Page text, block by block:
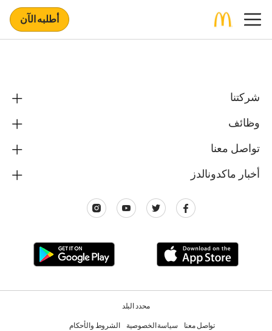
أطلبه الآن
شركتنا
وظائف
تواصل معنا
أخبار ماكدونالدز
محدد البلد
تواصل معنا سياسة الخصوصية الشروط والأحكام